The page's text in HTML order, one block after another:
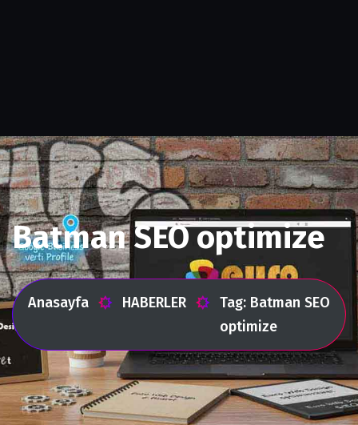
Batman SEO optimize
Anasayfa HABERLER
Tag: Batman SEO
optimize